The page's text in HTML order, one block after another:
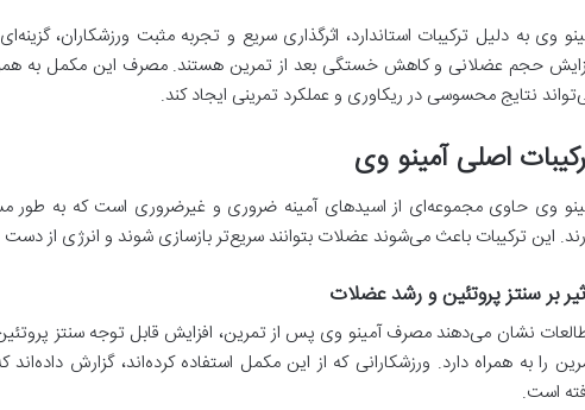
وی به دلیل ترکیبات استاندارد، اثرگذاری سریع و تجربه مثبت ورزشکاران،
حجم عضلانی و کاهش خستگی بعد از تمرین هستند. مصرف این مکمل به
نتایج محسوسی در ریکاوری و عملکرد تمرینی ایجاد کند.
اصلی آمینو وی
وی حاوی مجموعه‌ای از اسیدهای آمینه ضروری و غیرضروری است که به طور
این ترکیبات باعث می‌شوند عضلات بتوانند سریع‌تر بازسازی شوند و انرژی از دست
بر سنتز پروتئین و رشد عضلات
نشان می‌دهند مصرف آمینو وی پس از تمرین، افزایش قابل توجه سنتز
است.